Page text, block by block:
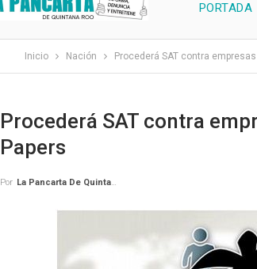
PORTADA
Inicio Nación Procederá SAT contra
Procederá SAT contra
Papers
Por La Pancarta De Quintana Roo